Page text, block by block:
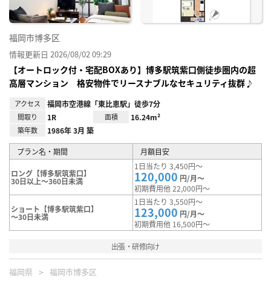
福岡市博多区
情報更新日 2026/08/02 09:29
【オートロック付・宅配BOXあり】博多駅筑紫口側徒歩圏内の超
高層マンション 格安物件でリースナブルなセキュリティ抜群♪
アクセス 福岡市空港線「東比恵駅」徒歩7分
間取り 1R 面積 16.24m²
築年数 1986年 3月 築
プラン名・期間 月額目安
ロング【博多駅筑紫口】
30日以上～360日未満
1日当たり 3,450円～
120,000 円/月～
初期費用他 22,000円～
ショート【博多駅筑紫口】
～30日未満
1日当たり 3,550円～
123,000 円/月～
初期費用他 16,500円～
出張・研修向け
福岡県 福岡市博多区